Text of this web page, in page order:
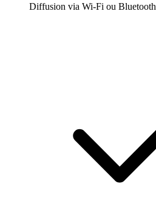
Diffusion via Wi-Fi ou Bluetooth